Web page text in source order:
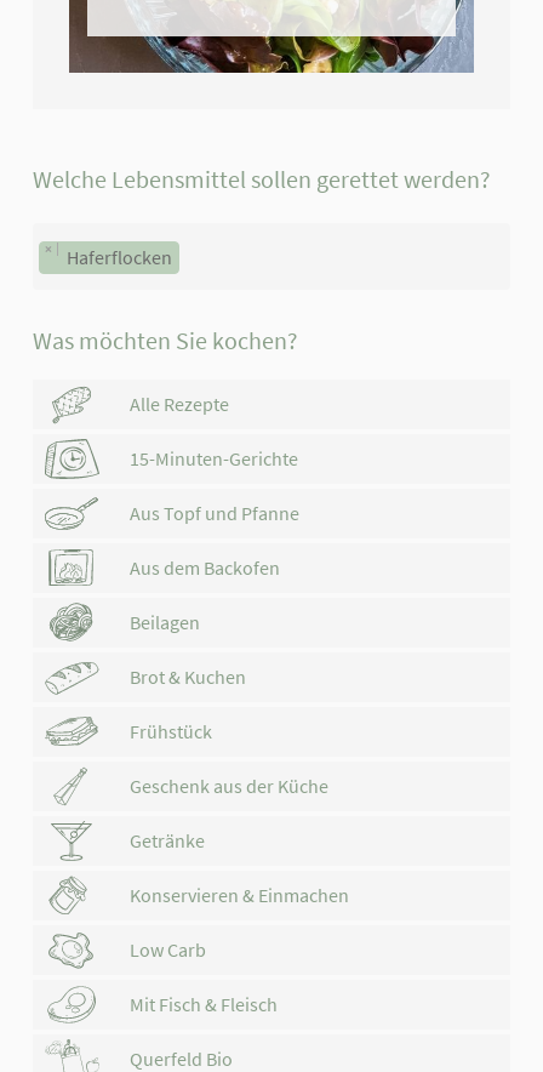
Welche Lebensmittel sollen gerettet werden?
× Haferflocken
Was möchten Sie kochen?
Alle Rezepte
15-Minuten-Gerichte
Aus Topf und Pfanne
Aus dem Backofen
Beilagen
Brot & Kuchen
Frühstück
Geschenk aus der Küche
Getränke
Konservieren & Einmachen
Low Carb
Mit Fisch & Fleisch
Querfeld Bio